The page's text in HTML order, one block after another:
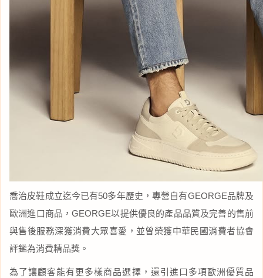
喬治皮鞋成立迄今已有50多年歷史，專營自有GEORGE品牌及
歐洲進口商品，GEORGE以提供優良的產品品質及完善的售前
與售後服務深獲消費大眾喜愛，並曾榮獲中華民國消費者協會
評鑑為消費精品獎。
為了讓顧客能有更多樣商品選擇，還引進口多項歐洲優質品